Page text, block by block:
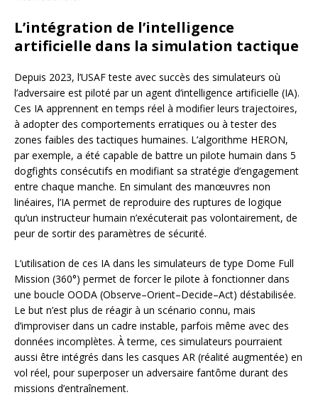
L’intégration de l’intelligence
artificielle dans la simulation tactique
Depuis 2023, l’USAF teste avec succès des simulateurs où
l’adversaire est piloté par un agent d’intelligence artificielle (IA).
Ces IA apprennent en temps réel à modifier leurs trajectoires,
à adopter des comportements erratiques ou à tester des
zones faibles des tactiques humaines. L’algorithme HERON,
par exemple, a été capable de battre un pilote humain dans 5
dogfights consécutifs en modifiant sa stratégie d’engagement
entre chaque manche. En simulant des manœuvres non
linéaires, l’IA permet de reproduire des ruptures de logique
qu’un instructeur humain n’exécuterait pas volontairement, de
peur de sortir des paramètres de sécurité.
L’utilisation de ces IA dans les simulateurs de type Dome Full
Mission (360°) permet de forcer le pilote à fonctionner dans
une boucle OODA (Observe–Orient–Decide–Act) déstabilisée.
Le but n’est plus de réagir à un scénario connu, mais
d’improviser dans un cadre instable, parfois même avec des
données incomplètes. À terme, ces simulateurs pourraient
aussi être intégrés dans les casques AR (réalité augmentée) en
vol réel, pour superposer un adversaire fantôme durant des
missions d’entraînement.